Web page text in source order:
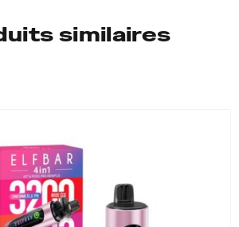
similaires